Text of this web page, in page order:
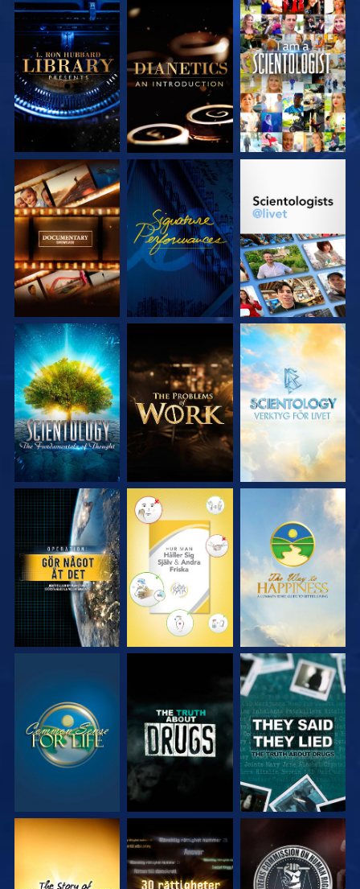
UTFORSKA
SERIEN
UTFORSKA
SERIEN
TITTA
UTFORSKA
SERIEN
TITTA
UTFORSKA
UTFORSKA
SERIEN
UTFORSKA
SERIEN
UTFORSKA
SERIEN
TITTA TITTA TITTA
TITTA TITTA TITTA
TITTA TITTA TITTA